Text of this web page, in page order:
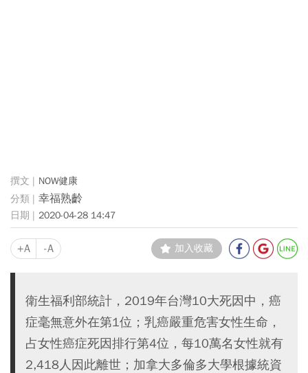
NOW健康
幸福熟齡
2020-04-28 14:47
+A -A 加入收藏
衛生福利部統計，2019年台灣10大死因中，癌
症毫無意外在第1位；乳癌嚴重危害女性生命，
占女性癌症死因排行第4位，每10萬名女性就有
2,418人因此離世；加拿大多倫多大學根據統資